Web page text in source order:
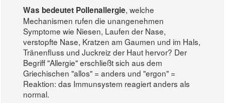
Was bedeutet Pollenallergie, welche
Mechanismen rufen die unangenehmen
Symptome wie Niesen, Laufen der Nase,
verstopfte Nase, Kratzen am Gaumen und im Hals,
Tränenfluss und Juckreiz der Haut hervor? Der
Begriff "Allergie" erschließt sich aus dem
Griechischen "allos" = anders und "ergon" =
Reaktion: das Immunsystem reagiert anders als
normal.